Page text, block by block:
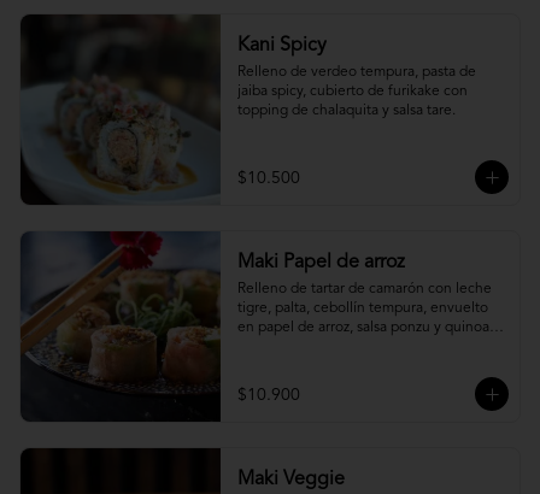
Kani Spicy
Relleno de verdeo tempura, pasta de
jaiba spicy, cubierto de furikake con
topping de chalaquita y salsa tare.
$10.500
Maki Papel de arroz
Relleno de tartar de camarón con leche
tigre, palta, cebollín tempura, envuelto
en papel de arroz, salsa ponzu y quinoa
$10.900
Maki Veggie